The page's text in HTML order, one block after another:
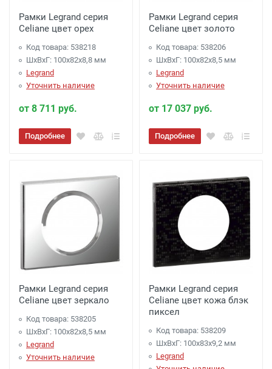
Рамки Legrand серия
Celiane цвет орех
Код товара: 538218
ШхВхГ: 100x82x8,8 мм
Legrand
Уточнить наличие
от 8 711 руб.
Подробнее
Рамки Legrand серия
Celiane цвет золото
Код товара: 538206
ШхВхГ: 100x82x8,5 мм
Legrand
Уточнить наличие
от 17 037 руб.
Подробнее
Рамки Legrand серия
Celiane цвет зеркало
Код товара: 538205
ШхВхГ: 100x82x8,5 мм
Legrand
Уточнить наличие
Рамки Legrand серия
Celiane цвет кожа блэк
пиксел
Код товара: 538209
ШхВхГ: 100x83x9,2 мм
Legrand